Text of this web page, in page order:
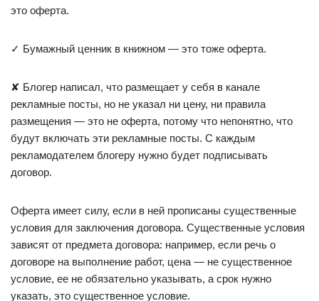
это оферта.
✓ Бумажный ценник в книжном — это тоже оферта.
✘ Блогер написал, что размещает у себя в канале
рекламные посты, но не указал ни цену, ни правила
размещения — это не оферта, потому что непонятно, что
будут включать эти рекламные посты. С каждым
рекламодателем блогеру нужно будет подписывать
договор.
Оферта имеет силу, если в ней прописаны существенные
условия для заключения договора. Существенные условия
зависят от предмета договора: например, если речь о
договоре на выполнение работ, цена — не существенное
условие, ее не обязательно указывать, а срок нужно
указать, это существенное условие.